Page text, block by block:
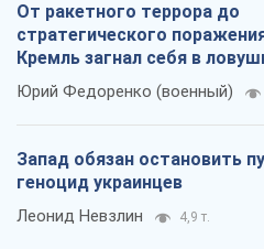
От ракетного террора до
стратегического
Кремль загнал себя в
Юрий Федоренко (военный)
Запад обязан остановить
геноцид украинцев
Леонид Невзлин 4,9 т.